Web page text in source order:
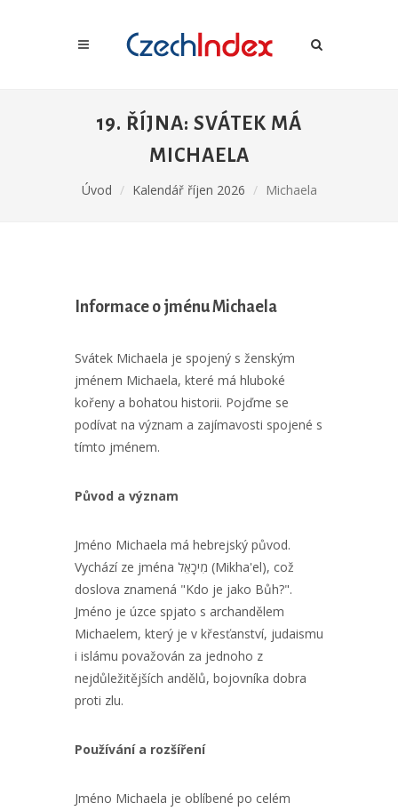
19. ŘÍJNA: SVÁTEK MÁ
MICHAELA
Úvod Kalendář říjen 2026 Michaela
Informace o jménu Michaela
Svátek Michaela je spojený s ženským
jménem Michaela, které má hluboké
kořeny a bohatou historii. Pojďme se
podívat na význam a zajímavosti spojené s
tímto jménem.
Původ a význam
Jméno Michaela má hebrejský původ.
Vychází ze jména מִיכָאֵל (Mikha'el), což
doslova znamená "Kdo je jako Bůh?".
Jméno je úzce spjato s archandělem
Michaelem, který je v křesťanství, judaismu
i islámu považován za jednoho z
nejdůležitějších andělů, bojovníka dobra
proti zlu.
Používání a rozšíření
Jméno Michaela je oblíbené po celém